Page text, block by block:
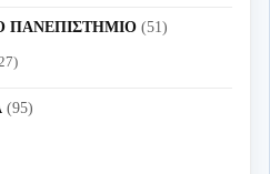
ΠΑΝΕΠΙΣΤΗΜΙΟ (51)
(95)